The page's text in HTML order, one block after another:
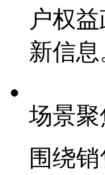
户权益
新信息
场景聚
围绕销